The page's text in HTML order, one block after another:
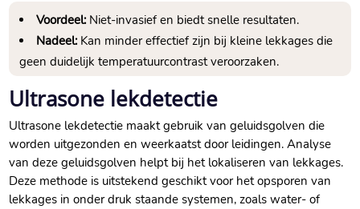
Voordeel:Niet-invasief en biedt snelle resultaten.​
Nadeel:Kan minder effectief zijn bij kleine lekkages die
geen duidelijk temperatuurcontrast veroorzaken.​
Ultrasone lekdetectie
Ultrasone lekdetectie maakt gebruik van geluidsgolven die
worden uitgezonden en weerkaatst door leidingen.​ Analyse
van deze geluidsgolven helpt bij het lokaliseren van lekkages.​
Deze methode is uitstekend geschikt voor het opsporen van
lekkages in onder druk staande systemen, zoals water- of